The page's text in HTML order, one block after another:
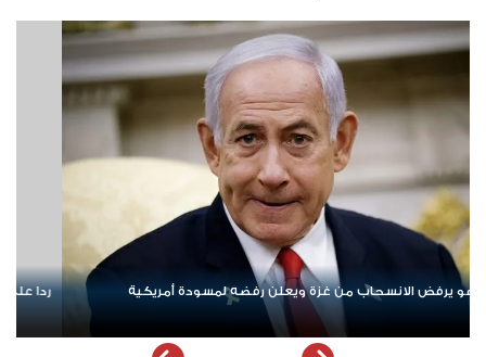
حزب الله.. إسرائيل تشن ضربات على جنوب لبنان
الإمارات ترسخ دعم
ملهمة